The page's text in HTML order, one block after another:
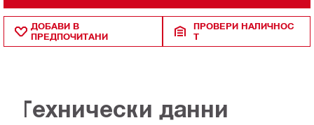
ДОБАВИ В
ПРЕДПОЧИТАНИ
ПРОВЕРИ НАЛИЧНОС
Т
Технически данни